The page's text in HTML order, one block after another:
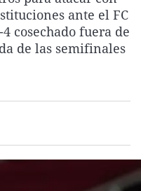
La rosa de los vientos
Gente viajera
Caso
Retornados
Extremadura
Galicia
Virales
Televisión
ante el FC
cosechado fuera de
de las semifinales